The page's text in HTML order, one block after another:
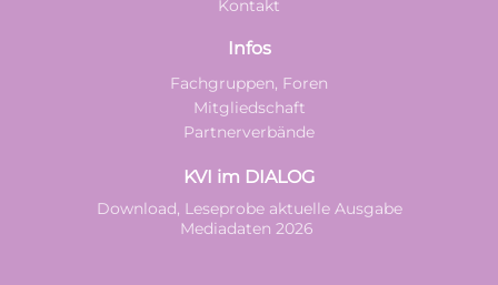
Kontakt
Infos
Fachgruppen, Foren
Mitgliedschaft
Partnerverbände
KVI im DIALOG
Download, Leseprobe aktuelle Ausgabe
Mediadaten 2026